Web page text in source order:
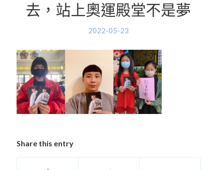
去，站上奧運殿堂不是夢
2022-05-23
Share this entry